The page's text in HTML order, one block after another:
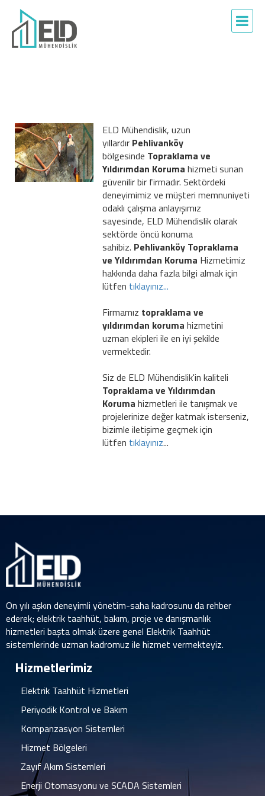
ELD Mühendislik, uzun
yıllardır Pehlivanköy
bölgesinde Topraklama ve
Yıldırımdan Koruma hizmeti sunan
güvenilir bir firmadır. Sektördeki
deneyimimiz ve müşteri memnuniyeti
odaklı çalışma anlayışımız
sayesinde, ELD Mühendislik olarak
sektörde öncü konuma
sahibiz. Pehlivanköy Topraklama
ve Yıldırımdan Koruma Hizmetimiz
hakkında daha fazla bilgi almak için
lütfen tıklayınız...
Firmamız topraklama ve
yıldırımdan koruma hizmetini
uzman ekipleri ile en iyi şekilde
vermektedir.
Siz de ELD Mühendislik'in kaliteli
Topraklama ve Yıldırımdan
Koruma hizmetleri ile tanışmak ve
projelerinize değer katmak isterseniz,
bizimle iletişime geçmek için
lütfen tıklayınız...
On yılı aşkın deneyimli yönetim-saha kadrosunu da rehber
ederek; elektrik taahhüt, bakım, proje ve danışmanlık
hizmetleri başta olmak üzere genel Elektrik Taahhüt
sistemlerinde uzman kadromuz ile hizmet vermekteyiz.
Hizmetlerimiz
Elektrik Taahhüt Hizmetleri
Periyodik Kontrol ve Bakım
Kompanzasyon Sistemleri
Hizmet Bölgeleri
Zayıf Akım Sistemleri
Enerji Otomasyonu ve SCADA Sistemleri